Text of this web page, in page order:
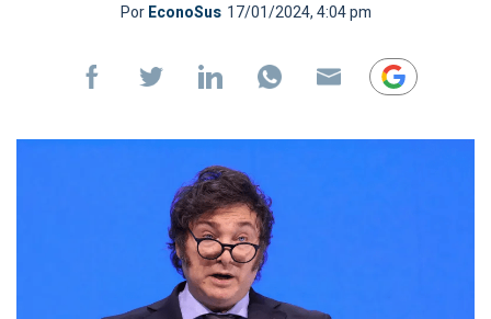
PorEconoSus 17/01/2024, 4:04 pm